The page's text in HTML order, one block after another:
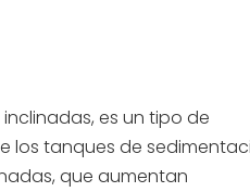
es un tipo de
los tanques de
que aumentan